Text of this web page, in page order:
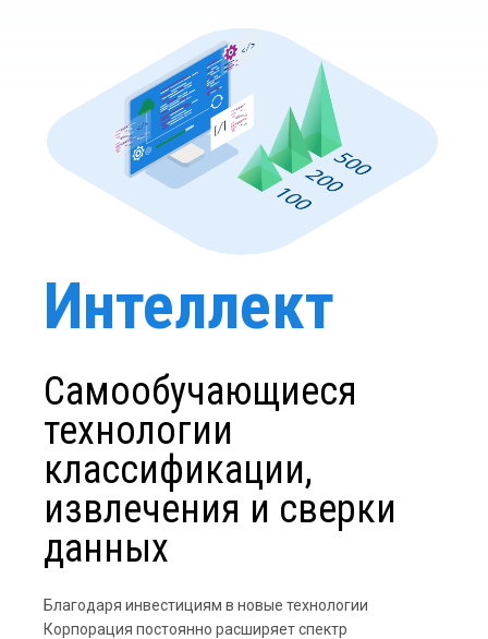
Интеллект
Самообучающиеся
технологии
классификации,
извлечения и сверки
данных
Благодаря инвестициям в новые технологии
Корпорация постоянно расширяет спектр